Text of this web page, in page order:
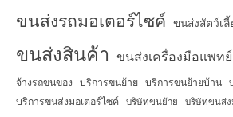
ขนส่งรถมอเตอร์ไซค์ ขนส่งสัตว์เลี้
ขนส่งสินค้า ขนส่งเครื่องมือแพทย์
จ้างรถขนของ บริการขนย้าย บริการขนย้ายบ้าน
บริการขนส่งมอเตอร์ไซค์ บริษัทขนย้าย บริษัทขนส่ง